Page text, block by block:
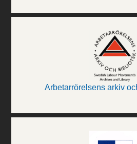
Arbetarrörelsens arkiv